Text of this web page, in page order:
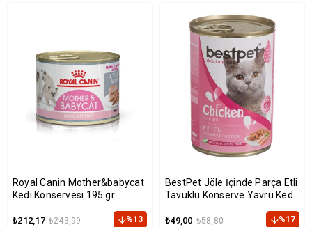
Royal Canin Mother&babycat
Kedi Konservesi 195 gr
₺212,17 ₺243,99 %13
BestPet Jöle İçinde Parça Etli
Tavuklu Konserve Yavru Kedi
₺49,00 ₺58,80 %17